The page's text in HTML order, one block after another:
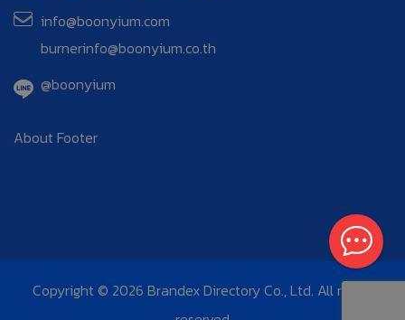
info@boonyium.com
burnerinfo@boonyium.co.th
@boonyium
About Footer
Copyright © 2026 Brandex Directory Co., Ltd. All rights